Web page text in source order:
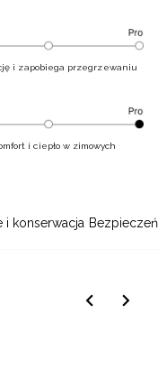
i konserwacja
i zapobiega przegrzewaniu
i ciepło w zimowych